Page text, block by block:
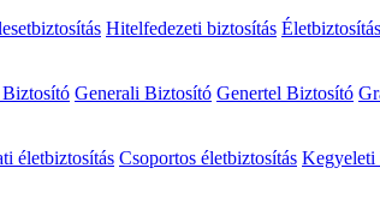
Hitelfedezeti biztosítás Életbiztosítás
Generali Biztosító Genertel Biztosító
életbiztosítás Csoportos életbiztosítás Kegyeleti